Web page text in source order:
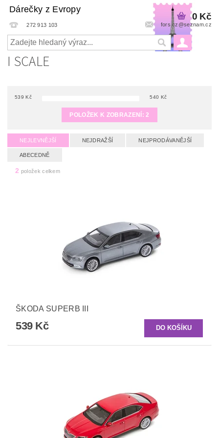
Dárečky z Evropy
272 913 103 fors.cz@seznam.cz
0 Kč
I SCALE
539 Kč 540 Kč
POLOŽEK K ZOBRAZENÍ:2
NEJLEVNĚJŠÍ NEJDRAŽŠÍ NEJPRODÁVANĚJŠÍ
ABECEDNĚ
2 položek celkem
ŠKODA SUPERB III
539 Kč